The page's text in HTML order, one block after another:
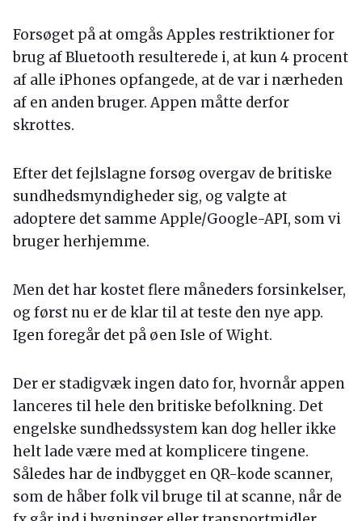
Forsøget på at omgås Apples restriktioner for
brug af Bluetooth resulterede i, at kun 4 procent
af alle iPhones opfangede, at de var i nærheden
af en anden bruger. Appen måtte derfor
skrottes.
Efter det fejlslagne forsøg overgav de britiske
sundhedsmyndigheder sig, og valgte at
adoptere det samme Apple/Google-API, som vi
bruger herhjemme.
Men det har kostet flere måneders forsinkelser,
og først nu er de klar til at teste den nye app.
Igen foregår det på øen Isle of Wight.
Der er stadigvæk ingen dato for, hvornår appen
lanceres til hele den britiske befolkning. Det
engelske sundhedssystem kan dog heller ikke
helt lade være med at komplicere tingene.
Således har de indbygget en QR-kode scanner,
som de håber folk vil bruge til at scanne, når de